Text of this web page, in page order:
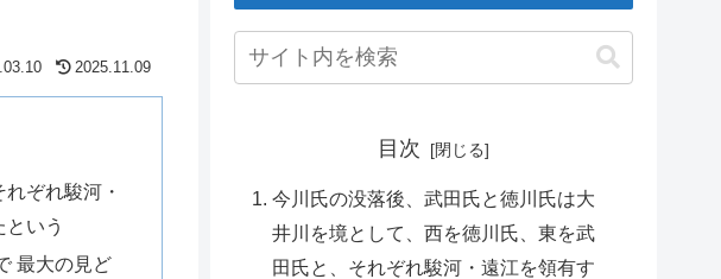
2025.11.09
ぞれ駿河・
いう
最大の見ど
目次
今川氏の没落後、武田氏と徳川氏は大
井川を境として、西を徳川氏、東を武
田氏と、それぞれ駿河・遠江を領有す